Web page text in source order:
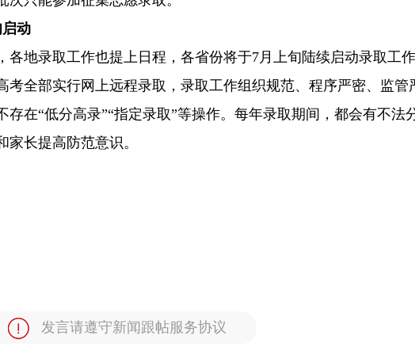
动
各地录取工作也提上日程，各省份将于7月上旬陆续启动录取工
全部实行网上远程录取，录取工作组织规范、程序严密、监管
在“低分高录”“指定录取”等操作。每年录取期间，都会有不法
长提高防范意识。
发言请遵守新闻跟帖服务协议